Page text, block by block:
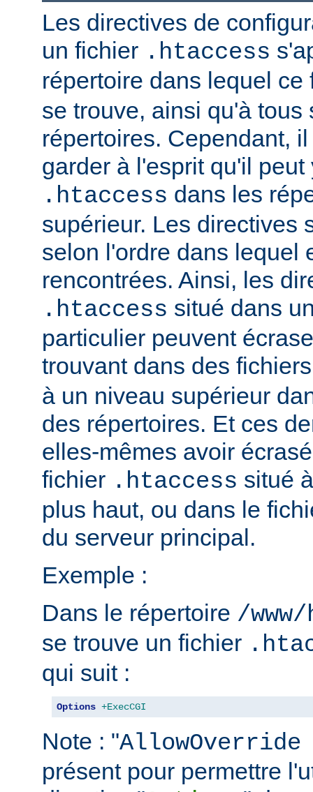
Les directives de
un fichier .htaccess
répertoire dans lequel
se trouve, ainsi qu'à tous
répertoires. Cependant,
garder à l'esprit qu'il
.htaccess dans les
supérieur. Les directives
selon l'ordre dans lequel
rencontrées. Ainsi, les
.htaccess situé dans
particulier peuvent
trouvant dans des
à un niveau supérieur
des répertoires. Et ces
elles-mêmes avoir
fichier .htaccess situé
plus haut, ou dans le
du serveur principal.
Exemple :
Dans le répertoire /
se trouve un fichier
qui suit :
Options +ExecCGI
Note : "AllowOverride
présent pour permettre